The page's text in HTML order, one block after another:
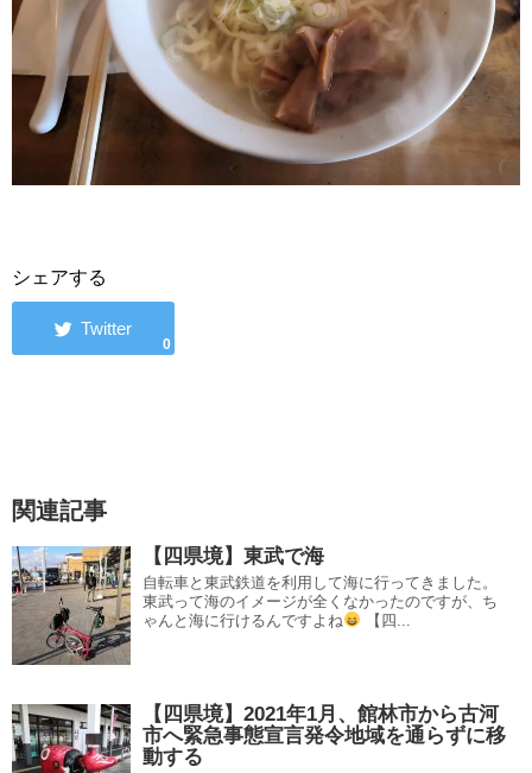
シェアする
0
関連記事
【四県境】東武で海
自転車と東武鉄道を利用して海に行ってきました。
東武って海のイメージが全くなかったのですが、ち
ゃんと海に行けるんですよね
【四...
【四県境】2021年1月、館林市から古河
市へ緊急事態宣言発令地域を通らずに移
動する